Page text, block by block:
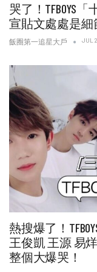
哭了！TFBOYS
宣貼文處處是細
飯圈第一追星大戶 JUL
熱搜爆了！
王俊凱 王源 易
整個大爆哭！